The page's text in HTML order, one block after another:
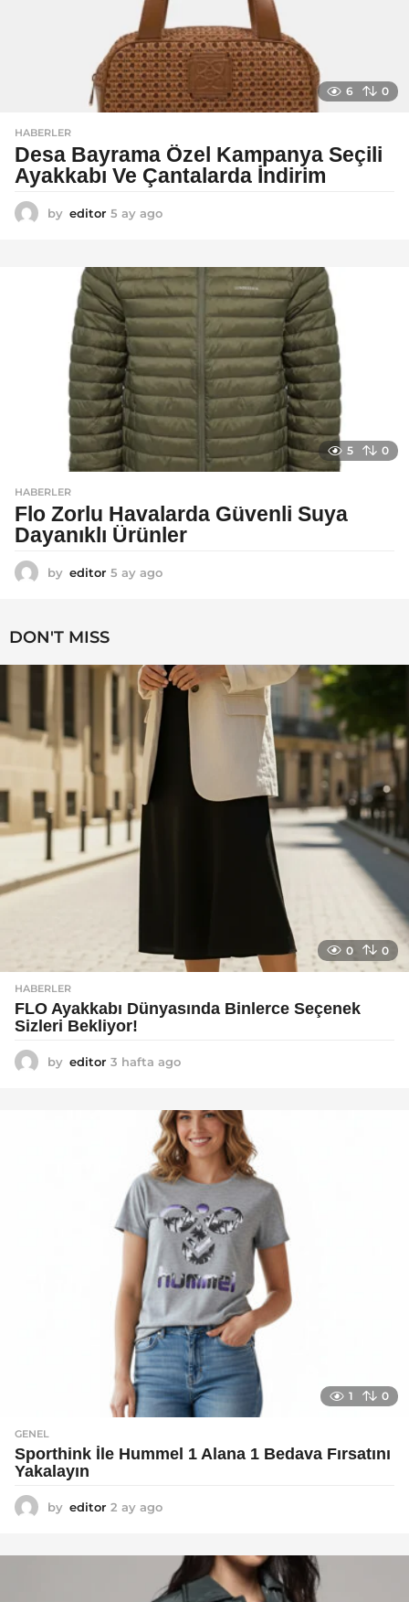
6 0
HABERLER
Desa Bayrama Özel Kampanya Seçili
Ayakkabı Ve Çantalarda İndirim
by editor 5 ay ago
a
g
o
5 0
HABERLER
Flo Zorlu Havalarda Güvenli Suya
Dayanıklı Ürünler
by editor 5 ay ago
DON'T MISS
0 0
HABERLER
FLO Ayakkabı Dünyasında Binlerce Seçenek
Sizleri Bekliyor!
by editor 3 hafta ago
a
g
o
1 0
GENEL
Sporthink İle Hummel 1 Alana 1 Bedava Fırsatını
Yakalayın
by editor 2 ay ago
a
g
o